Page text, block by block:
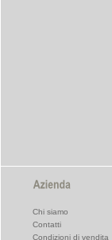
Chi siamo
Contatti
Condizioni di vendita